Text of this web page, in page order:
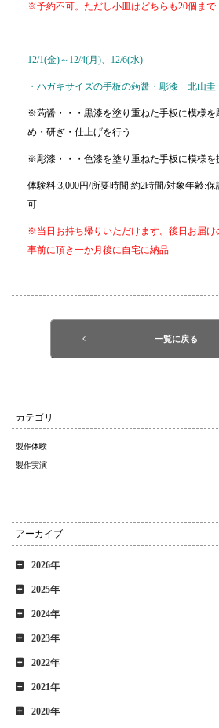
※予約不可。ただし小皿はどちらも20個まで
12/1(金)～12/4(月)、12/6(水)
・ハガキサイズの手板の蒟醤・彫漆 北山圭
※蒟醤・・・黒漆を塗り重ねた手板に模様を
め・研ぎ・仕上げを行う
※彫漆・・・色漆を塗り重ねた手板に模様を
体験料:3,000円/所要時間:約2時間/対象年齢:
可
※当日お持ち帰りいただけます。後日お届け
事前に頂き一か月後に自宅に納品
一覧に戻る
カテゴリ
製作体験
製作実演
アーカイブ
2026年
2025年
2024年
2023年
2022年
2021年
2020年